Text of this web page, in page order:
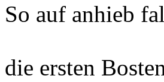
So auf anhieb
die ersten